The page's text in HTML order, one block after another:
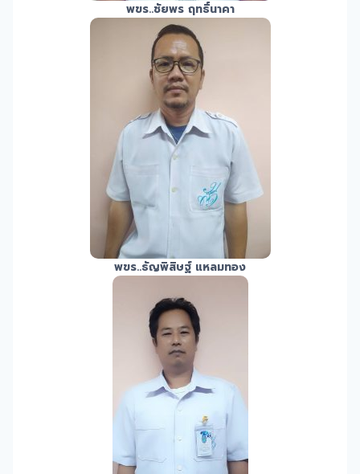
พขร..ชัยพร ฤทธิ์นาคา
พขร..ธัญพิสิษฐ์ แหลมทอง